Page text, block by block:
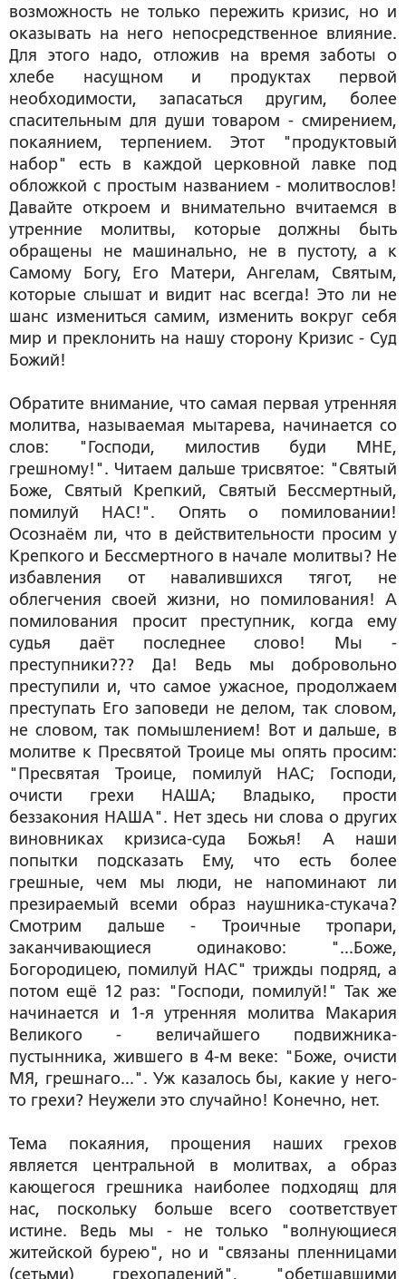
возможность не только пережить кризис, но и
оказывать на него непосредственное влияние.
Для этого надо, отложив на время заботы о
хлебе насущном и продуктах первой
необходимости, запасаться другим, более
спасительным для души товаром - смирением,
покаянием, терпением. Этот "продуктовый
набор" есть в каждой церковной лавке под
обложкой с простым названием - молитвослов!
Давайте откроем и внимательно вчитаемся в
утренние молитвы, которые должны быть
обращены не машинально, не в пустоту, а к
Самому Богу, Его Матери, Ангелам, Святым,
которые слышат и видит нас всегда! Это ли не
шанс измениться самим, изменить вокруг себя
мир и преклонить на нашу сторону Кризис - Суд
Божий!
Обратите внимание, что самая первая утренняя
молитва, называемая мытарева, начинается со
слов: "Господи, милостив буди МНЕ,
грешному!". Читаем дальше трисвятое: "Святый
Боже, Святый Крепкий, Святый Бессмертный,
помилуй НАС!". Опять о помиловании!
Осознаём ли, что в действительности просим у
Крепкого и Бессмертного в начале молитвы? Не
избавления от навалившихся тягот, не
облегчения своей жизни, но помилования! А
помилования просит преступник, когда ему
судья даёт последнее слово! Мы -
преступники??? Да! Ведь мы добровольно
преступили и, что самое ужасное, продолжаем
преступать Его заповеди не делом, так словом,
не словом, так помышлением! Вот и дальше, в
молитве к Пресвятой Троице мы опять просим:
"Пресвятая Троице, помилуй НАС; Господи,
очисти грехи НАША; Владыко, прости
беззакония НАША". Нет здесь ни слова о других
виновниках кризиса-суда Божья! А наши
попытки подсказать Ему, что есть более
грешные, чем мы люди, не напоминают ли
презираемый всеми образ наушника-стукача?
Смотрим дальше - Троичные тропари,
заканчивающиеся одинаково: "...Боже,
Богородицею, помилуй НАС" трижды подряд, а
потом ещё 12 раз: "Господи, помилуй!" Так же
начинается и 1-я утренняя молитва Макария
Великого - величайшего подвижника-
пустынника, жившего в 4-м веке: "Боже, очисти
МЯ, грешнаго...". Уж казалось бы, какие у него-
то грехи? Неужели это случайно! Конечно, нет.
Тема покаяния, прощения наших грехов
является центральной в молитвах, а образ
кающегося грешника наиболее подходящ для
нас, поскольку больше всего соответствует
истине. Ведь мы - не только "волнующиеся
житейской бурею", но и "связаны пленницами
(сетьми) грехопадений", "обетшавшими